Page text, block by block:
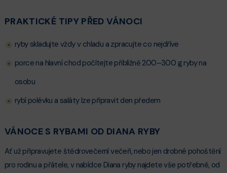
PRAKTICKÉ TIPY PŘED VÁNOCI
ryby skladujte vždy v chladu a zpracujte co nejdříve
porce na hlavní chod počítejte přibližně 200–300 g ryby na
osobu
rybí polévku a saláty lze připravit den předem
VÁNOCE S RYBAMI OD DIANA RYBY
Ať už připravujete štědrovečerní večeři, nebo jen drobné pohoštění
pro rodinu a přátele, v nabídce Diana ryby najdete vše potřebné, od